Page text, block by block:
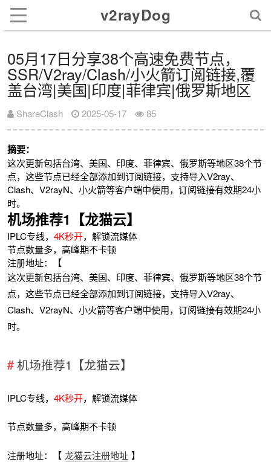
v2rayDog
05月17日分享38个高速免费节点，
SSR/V2ray/Clash/小火箭订阅链接,覆
盖台湾|美国|印度|菲律宾|俄罗斯地区
ShareClash 2025-05-17 85
摘要：
这次更新包括台湾、美国、印度、菲律宾、俄罗斯等地区38个节
点，这些节点已经全部添加到订阅链接，支持导入V2ray、
Clash、V2rayN、小火箭等客户端中使用，订阅链接有效期24小
时。
机场推荐1【龙猫云】
IPLC专线，4K秒开，解锁流媒体
节点数量多，高峰期不卡顿
注册地址：【
这次更新包括台湾、美国、印度、菲律宾、俄罗斯等地区38个节
点，这些节点已经全部添加到订阅链接，支持导入V2ray、
Clash、V2rayN、小火箭等客户端中使用，订阅链接有效期24小
时。
机场推荐1【龙猫云】
IPLC专线，4K秒开，解锁流媒体
节点数量多，高峰期不卡顿
注册地址：【 龙猫云注册地址 】